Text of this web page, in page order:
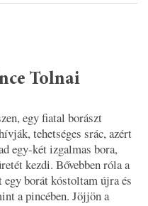
Tolnai
egy fiatal borászt
tehetséges srác, azért
egy-két izgalmas bora,
kezdi. Bővebben róla a
egy borát kóstoltam újra és
a pincében. Jöjjön a